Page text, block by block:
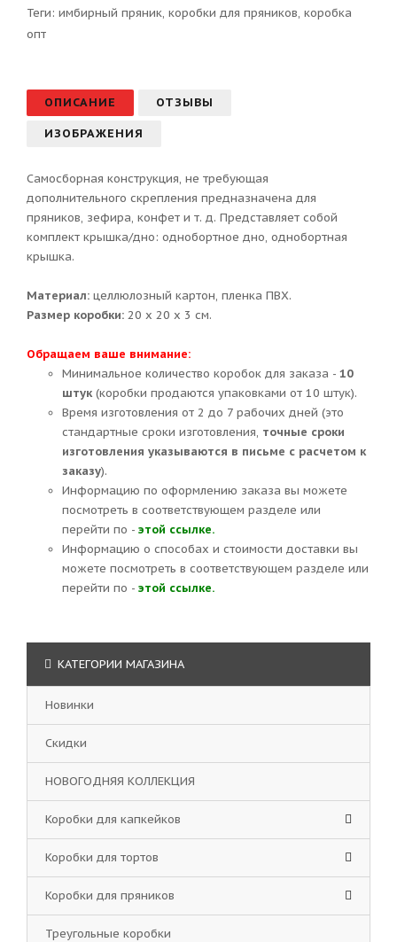
Теги: имбирный пряник, коробки для пряников, коробка
опт
ОПИСАНИЕ ОТЗЫВЫ
ИЗОБРАЖЕНИЯ
Самосборная конструкция, не требующая
дополнительного скрепления предназначена для
пряников, зефира, конфет и т. д. Представляет собой
комплект крышка/дно: однобортное дно, однобортная
крышка.
Материал: целлюлозный картон, пленка ПВХ.
Размер коробки: 20 х 20 х 3 см.
Обращаем ваше внимание:
Минимальное количество коробок для заказа - 10
штук(коробки продаются упаковками от 10 штук).
Время изготовления от 2 до 7 рабочих дней (это
стандартные сроки изготовления, точные сроки
изготовления указываются в письме с расчетом к
заказу).
Информацию по оформлению заказа вы можете
посмотреть в соответствующем разделе или
перейти по - этой ссылке.
Информацию о способах и стоимости доставки вы
можете посмотреть в соответствующем разделе или
перейти по - этой ссылке.
КАТЕГОРИИ МАГАЗИНА
Новинки
Скидки
НОВОГОДНЯЯ КОЛЛЕКЦИЯ
Коробки для капкейков
Коробки для тортов
Коробки для пряников
Треугольные коробки